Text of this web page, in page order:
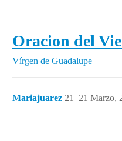
Oracion del
Vírgen de Guadalupe
Mariajuarez 21 Marzo,
21